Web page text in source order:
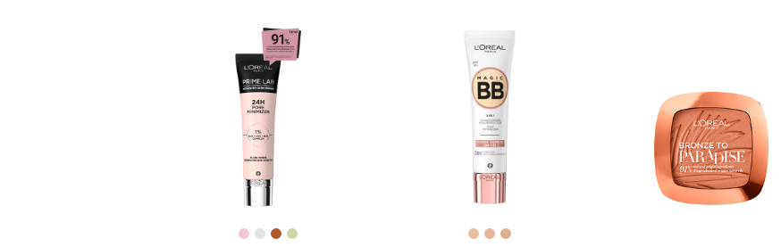
[Color]: #F2C7D1
[Color]: #E2E2E2
[Color]: #b05c2e
[Color]: #cad6a6 [Color]: #e3c1a1
[Color]: #e2b69a
[Color]: #dcb08e